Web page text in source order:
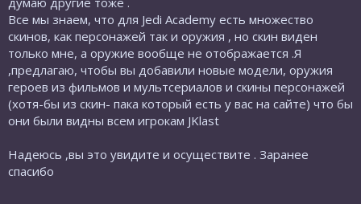
Все мы знаем, что для Jedi Academy есть множество
скинов, как персонажей так и оружия , но скин виден
только мне, а оружие вообще не отображается .Я
,предлагаю, чтобы вы добавили новые модели, оружия
героев из фильмов и мультсериалов и скины персонажей
(хотя-бы из скин- пака который есть у вас на сайте) что бы
они были видны всем игрокам JKlast
Надеюсь ,вы это увидите и осуществите . Заранее
спасибо